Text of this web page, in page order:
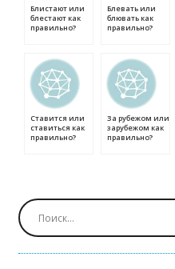
Блистают или
блестают как
правильно?
Блевать или
блювать как
правильно?
Ставится или
ставиться как
правильно?
За рубежом или
зарубежом как
правильно?